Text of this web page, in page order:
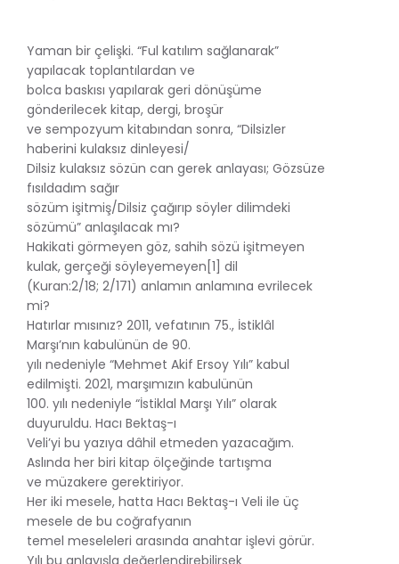
Yaman bir çelişki. “Ful katılım sağlanarak”
yapılacak toplantılardan ve
bolca baskısı yapılarak geri dönüşüme
gönderilecek kitap, dergi, broşür
ve sempozyum kitabından sonra, “Dilsizler
haberini kulaksız dinleyesi/
Dilsiz kulaksız sözün can gerek anlayası; Gözsüze
fısıldadım sağır
sözüm işitmiş/Dilsiz çağırıp söyler dilimdeki
sözümü” anlaşılacak mı?
Hakikati görmeyen göz, sahih sözü işitmeyen
kulak, gerçeği söyleyemeyen[1] dil
(Kuran:2/18; 2/171) anlamın anlamına evrilecek
mi?
Hatırlar mısınız? 2011, vefatının 75., İstiklâl
Marşı’nın kabulünün de 90.
yılı nedeniyle “Mehmet Akif Ersoy Yılı” kabul
edilmişti. 2021, marşımızın kabulünün
100. yılı nedeniyle “İstiklal Marşı Yılı” olarak
duyuruldu. Hacı Bektaş-ı
Veli’yi bu yazıya dâhil etmeden yazacağım.
Aslında her biri kitap ölçeğinde tartışma
ve müzakere gerektiriyor.
Her iki mesele, hatta Hacı Bektaş-ı Veli ile üç
mesele de bu coğrafyanın
temel meseleleri arasında anahtar işlevi görür.
Yılı bu anlayışla değerlendirebilirsek